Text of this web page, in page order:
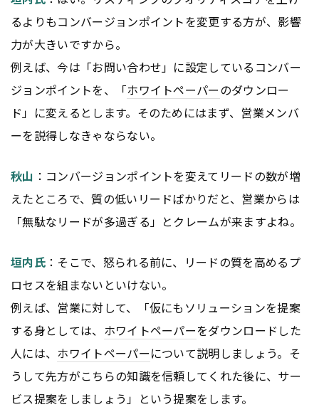
るよりもコンバージョンポイントを変更する方が、影響
力が大きいですから。
例えば、今は「お問い合わせ」に設定しているコンバー
ジョンポイントを、「ホワイトペーパーのダウンロー
ド」に変えるとします。そのためにはまず、営業メンバ
ーを説得しなきゃならない。
秋山 ：コンバージョンポイントを変えてリードの数が増
えたところで、質の低いリードばかりだと、営業からは
「無駄なリードが多過ぎる」とクレームが来ますよね。
垣内氏：そこで、怒られる前に、リードの質を高めるプ
ロセスを組まないといけない。
例えば、営業に対して、「仮にもソリューションを提案
する身としては、 ホワイトペーパーをダウンロードした
人には、 ホワイトペーパーについて説明しましょう。そ
うして先方がこちらの知識を信頼してくれた後に、サー
ビス提案をしましょう」という提案をします。